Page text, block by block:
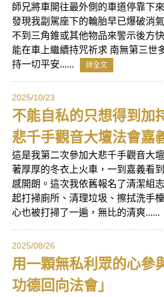
師兄將車開往最外側的車道停靠下
發現我副駕座下的輪胎早已爆破消
不到三角錐或其他物品來警示後方
能在車上繼續持咒祈求 南無第三世
持一切平安......
詳全文
2025/10/23
不能自私的只想得到加
悲千手觀音大壇法會嘉
這是我第二次參加大悲千手觀音大
著厚厚的冬衣上火車，一到嘉義看
感開朗。這次我依舊報名了清潔組
起打掃廁所、清理垃圾、擦拭洗手
心也被打掃了一遍，無比的清爽......
2025/08/26
用一顆無私利眾的心參
功德回向法會」